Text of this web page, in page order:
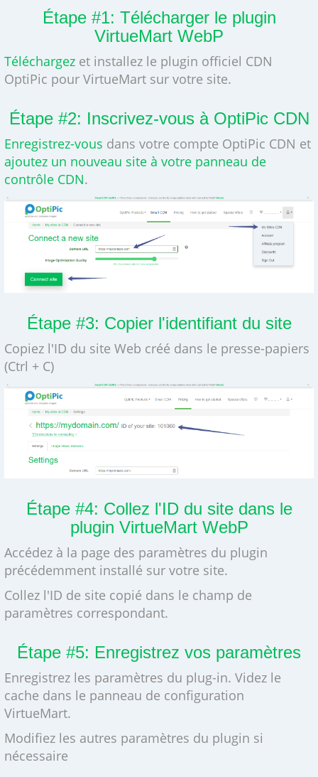
Étape #1: Télécharger le plugin
VirtueMart WebP
Téléchargezet installez le plugin officiel CDN
OptiPic pour VirtueMart sur votre site.
Étape #2: Inscrivez-vous à OptiPic CDN
Enregistrez-vous dans votre compte OptiPic CDN et
ajoutez un nouveau site à votre panneau de
contrôle CDN.
Étape #3: Copier l'identifiant du site
Copiez l'ID du site Web créé dans le presse-papiers
(Ctrl + C)
Étape #4: Collez l'ID du site dans le
plugin VirtueMart WebP
Accédez à la page des paramètres du plugin
précédemment installé sur votre site.
Collez l'ID de site copié dans le champ de
paramètres correspondant.
Étape #5: Enregistrez vos paramètres
Enregistrez les paramètres du plug-in. Videz le
cache dans le panneau de configuration
VirtueMart.
Modifiez les autres paramètres du plugin si
nécessaire